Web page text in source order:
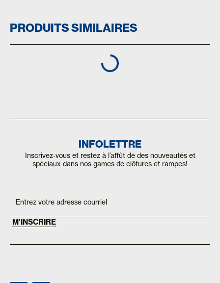
PRODUITS SIMILAIRES
INFOLETTRE
Inscrivez-vous et restez à l’affût de des nouveautés et
spéciaux dans nos games de clôtures et rampes!
Mailchimp
are
human,
this
field
M'INSCRIRE